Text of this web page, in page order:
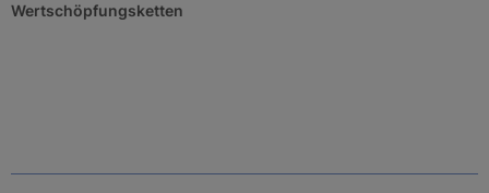
Wertschöpfungsketten